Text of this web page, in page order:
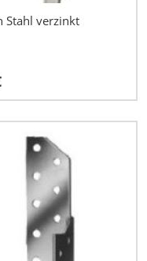
Stahl verzinkt